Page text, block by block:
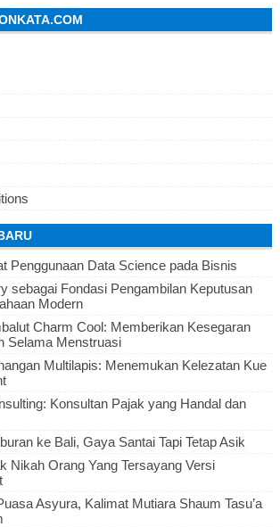
Penggunaan Data Science pada Bisnis
sebagai Fondasi Pengambilan Keputusan
Modern
Charm Cool: Memberikan Kesegaran
Selama Menstruasi
Multilapis: Menemukan Kelezatan Kue
Konsultan Pajak yang Handal dan
ke Bali, Gaya Santai Tapi Tetap Asik
Nikah Orang Yang Tersayang Versi
Asyura, Kalimat Mutiara Shaum Tasu’a